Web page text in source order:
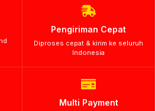
Pengiriman Cepat
Diproses cepat & kirim ke seluruh
Indonesia
Multi Payment